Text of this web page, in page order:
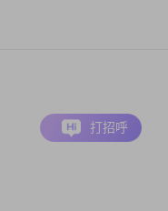
打招呼